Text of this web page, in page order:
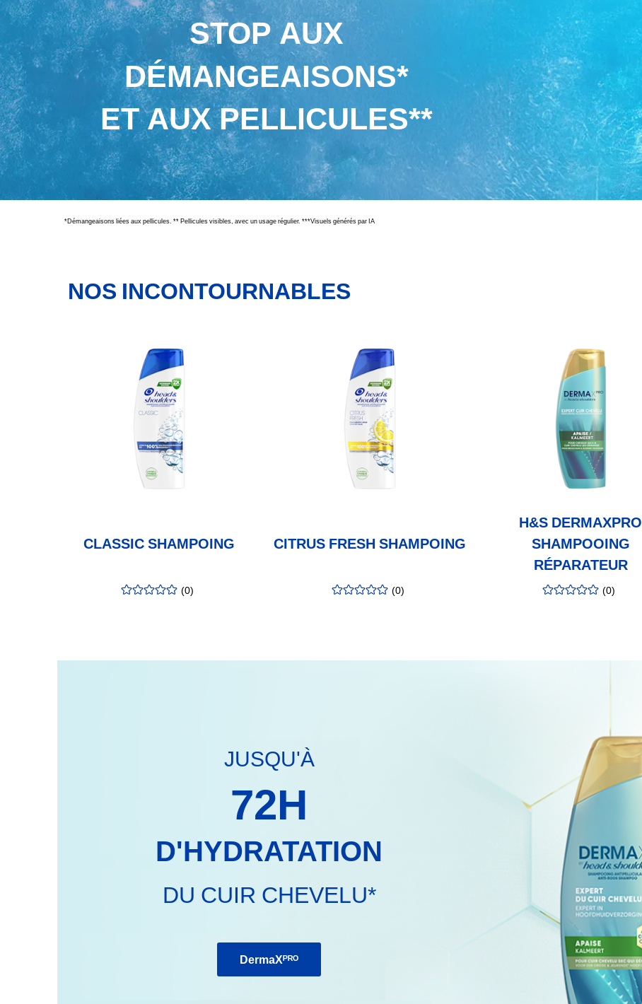
STOP AUX
DÉMANGEAISONS*
ET AUX PELLICULES**
*Démangeaisons liées aux pellicules. ** Pellicules visibles, avec un usage régulier. ***Visuels générés par IA
NOS INCONTOURNABLES
CLASSIC SHAMPOING
évaluation: (0)
CITRUS FRESH SHAMPOING
évaluation: (0)
H&S DERMAXPRO
SHAMPOOING
RÉPARATEUR
évaluation: (0)
text
JUSQU'À
72H
D'HYDRATATION
DU CUIR CHEVELU*
DermaXᴾᴿᴼ